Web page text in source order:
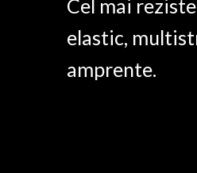
Cel mai
elastic,
amprente.